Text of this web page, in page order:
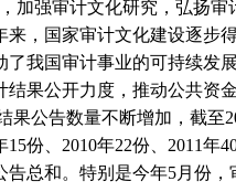
加强审计文化研究，弘扬
，国家审计文化建设逐步
我国审计事业的可持续发展
果公开力度，推动公共资
果公告数量不断增加，截至
15份、 2010年22份、 2011年
告总和。特别是今年5月份，